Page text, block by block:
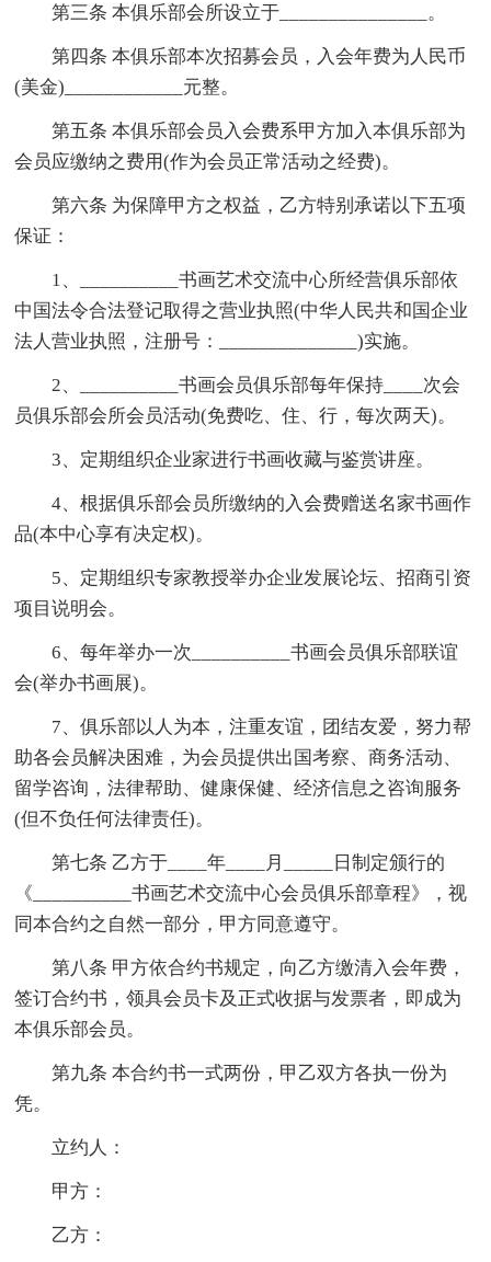
第三条 本俱乐部会所设立于_______________。
第四条 本俱乐部本次招募会员，入会年费为人民币
(美金)____________元整。
第五条 本俱乐部会员入会费系甲方加入本俱乐部为
会员应缴纳之费用(作为会员正常活动之经费)。
第六条 为保障甲方之权益，乙方特别承诺以下五项
保证：
1、__________书画艺术交流中心所经营俱乐部依
中国法令合法登记取得之营业执照(中华人民共和国企业
法人营业执照，注册号：______________)实施。
2、__________书画会员俱乐部每年保持____次会
员俱乐部会所会员活动(免费吃、住、行，每次两天)。
3、定期组织企业家进行书画收藏与鉴赏讲座。
4、根据俱乐部会员所缴纳的入会费赠送名家书画作
品(本中心享有决定权)。
5、定期组织专家教授举办企业发展论坛、招商引资
项目说明会。
6、每年举办一次__________书画会员俱乐部联谊
会(举办书画展)。
7、俱乐部以人为本，注重友谊，团结友爱，努力帮
助各会员解决困难，为会员提供出国考察、商务活动、
留学咨询，法律帮助、健康保健、经济信息之咨询服务
(但不负任何法律责任)。
第七条 乙方于____年____月_____日制定颁行的
《__________书画艺术交流中心会员俱乐部章程》，视
同本合约之自然一部分，甲方同意遵守。
第八条 甲方依合约书规定，向乙方缴清入会年费，
签订合约书，领具会员卡及正式收据与发票者，即成为
本俱乐部会员。
第九条 本合约书一式两份，甲乙双方各执一份为
凭。
立约人：
甲方：
乙方：